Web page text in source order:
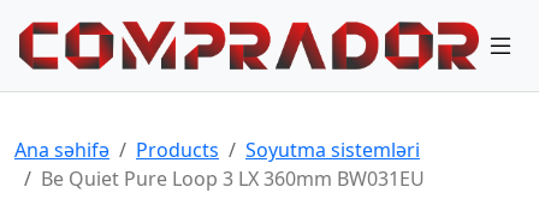
Ana səhifə Products
Soyutma sistemləri
Be Quiet Pure Loop 3 LX 360mm BW031EU